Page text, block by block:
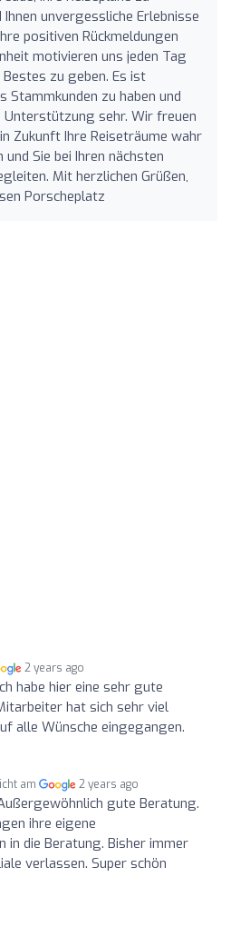
unvergessliche Erlebnisse
positiven Rückmeldungen
motivieren uns jeden Tag
zu geben. Es ist
Stammkunden zu haben und
Unterstützung sehr. Wir freuen
Zukunft Ihre Reiseträume wahr
Sie bei Ihren nächsten
Mit herzlichen Grüßen,
Porscheplatz
2 years ago
habe hier eine sehr gute
hat sich sehr viel
alle Wünsche eingegangen.
am 2 years ago
gute Beratung.
ihre eigene
in die Beratung. Bisher immer
verlassen. Super schön